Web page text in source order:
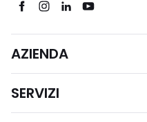
AZIENDA
SERVIZI